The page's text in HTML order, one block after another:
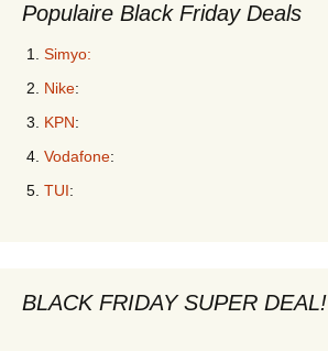
Populaire Black Friday Deals
Simyo:
Nike:
KPN:
Vodafone:
TUI:
BLACK FRIDAY SUPER DEAL!